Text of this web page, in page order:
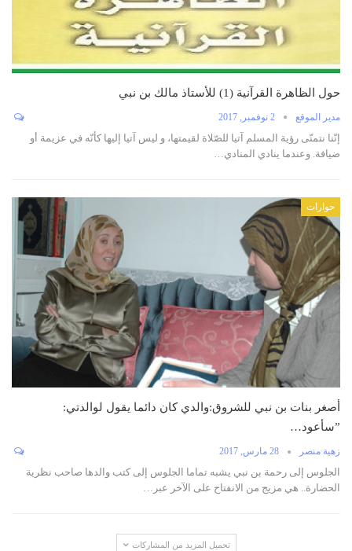
حول الظاهرة القرآنية (1) للأستاذ مالك بن نبي
مدير الموقع 2 نوفمبر, 2017
إنّنا نتمنّى رؤية المسلم آتيا للصّلاة لقيمتها، و ليس آتيا إليها كأنّه في عزيمة أو
ضيافة. وعندما ينادي المنادي…
حوارات
أصغر بنات بن نبي للشروق:والدي‭ ‬كان‭ ‬دائما‭ ‬يقول‭ ‬لوالدتي‭:
‬‮”سأعود‭…
زهية‭ ‬منصر‬‬‬‬‬‬‬‬ 28 مارس, 2017
الجلوس إلى رحمة بن نبي يشبه تماما الجلوس إلى كتب والدها صاحب نظرية
الحضارة.. هي مزيج من الانفتاح على الآخر عبر…
تحميل المزيد من المشاركات